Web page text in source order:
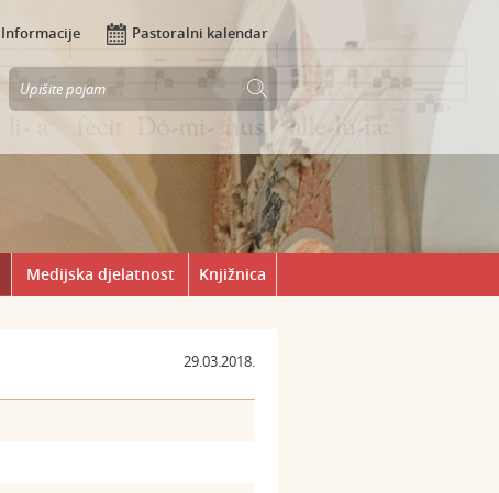
Informacije Pastoralni kalendar
Medijska djelatnost Knjižnica
29.03.2018.